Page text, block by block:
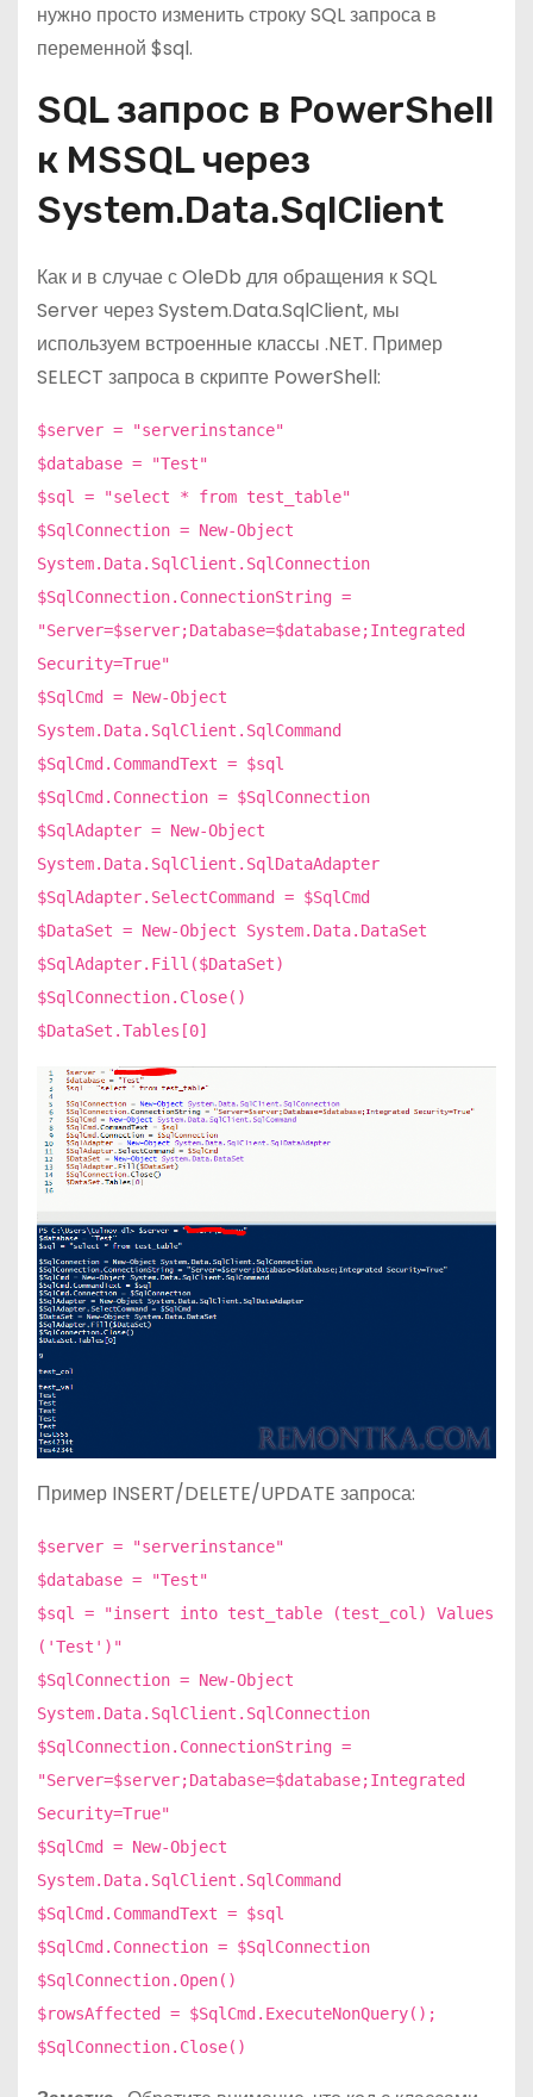
нужно просто изменить строку SQL запроса в
переменной $sql.
SQL запрос в PowerShell
к MSSQL через
System.Data.SqlClient
Как и в случае с OleDb для обращения к SQL
Server через System.Data.SqlClient, мы
используем встроенные классы .NET. Пример
SELECT запроса в скрипте PowerShell:
$server = "serverinstance"
$database = "Test"
$sql = "select * from test_table"
$SqlConnection = New-Object
System.Data.SqlClient.SqlConnection
$SqlConnection.ConnectionString =
"Server=$server;Database=$database;Integrated
Security=True"
$SqlCmd = New-Object
System.Data.SqlClient.SqlCommand
$SqlCmd.CommandText = $sql
$SqlCmd.Connection = $SqlConnection
$SqlAdapter = New-Object
System.Data.SqlClient.SqlDataAdapter
$SqlAdapter.SelectCommand = $SqlCmd
$DataSet = New-Object System.Data.DataSet
$SqlAdapter.Fill($DataSet)
$SqlConnection.Close()
$DataSet.Tables[0]
Пример INSERT/DELETE/UPDATE запроса:
$server = "serverinstance"
$database = "Test"
$sql = "insert into test_table (test_col) Values
('Test')"
$SqlConnection = New-Object
System.Data.SqlClient.SqlConnection
$SqlConnection.ConnectionString =
"Server=$server;Database=$database;Integrated
Security=True"
$SqlCmd = New-Object
System.Data.SqlClient.SqlCommand
$SqlCmd.CommandText = $sql
$SqlCmd.Connection = $SqlConnection
$SqlConnection.Open()
$rowsAffected = $SqlCmd.ExecuteNonQuery();
$SqlConnection.Close()